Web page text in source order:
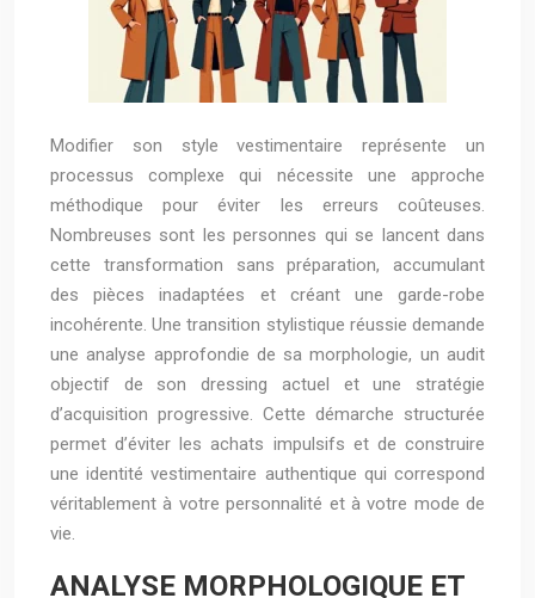
Modifier son style vestimentaire représente un
processus complexe qui nécessite une approche
méthodique pour éviter les erreurs coûteuses.
Nombreuses sont les personnes qui se lancent dans
cette transformation sans préparation, accumulant
des pièces inadaptées et créant une garde-robe
incohérente. Une transition stylistique réussie demande
une analyse approfondie de sa morphologie, un audit
objectif de son dressing actuel et une stratégie
d’acquisition progressive. Cette démarche structurée
permet d’éviter les achats impulsifs et de construire
une identité vestimentaire authentique qui correspond
véritablement à votre personnalité et à votre mode de
vie.
ANALYSE MORPHOLOGIQUE ET